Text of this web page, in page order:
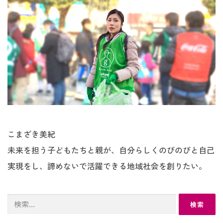
こまざき美紀
未来を担う子どもたちと親が、自分らしくのびのびと自己
実現をし、諦めないで活躍できる地域社会を創りたい。
検